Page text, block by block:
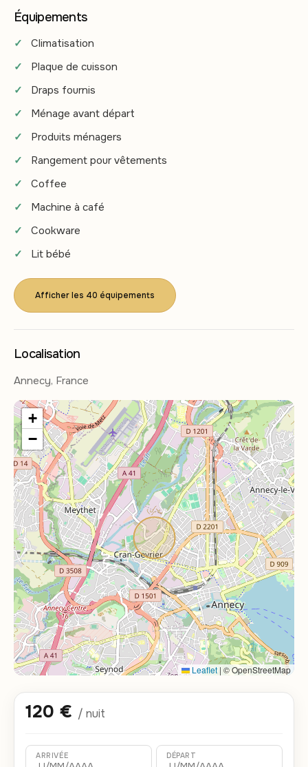
Équipements
Climatisation
Plaque de cuisson
Draps fournis
Ménage avant départ
Produits ménagers
Rangement pour vêtements
Coffee
Machine à café
Cookware
Lit bébé
Afficher les 40 équipements
Localisation
Annecy, France
+
−
Leaflet | © OpenStreetMap
120 € / nuit
ARRIVÉE DÉPART